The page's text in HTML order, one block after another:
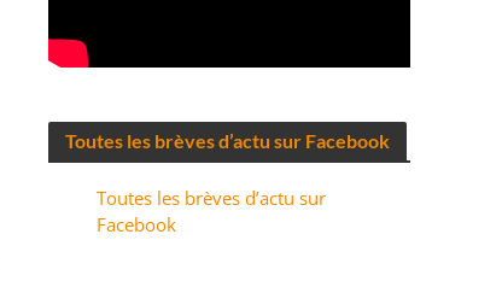
Toutes les brèves d’actu sur Facebook
Toutes les brèves d’actu sur
Facebook